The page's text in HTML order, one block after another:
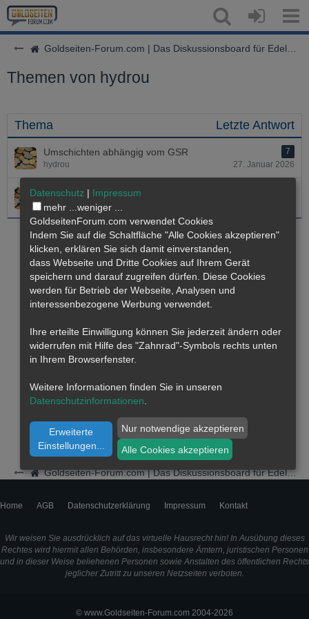
Goldseiten-Forum.com | Das Diskussionsboard für Edelmetalle & Rohstoffe
Goldseiten-Forum.com | Das Diskussionsboard für Edelmetalle & Rohstoffe
Themen von hydrou
Thema Letzte Antwort
Umschichten abhängig vom GSR
7
hydrou
27. Januar 2026
Hallo aus dem Münsterland!
hydrou
Home AGB Datenschutzerklärung Impressum Kontakt
Wir weisen Sie ausdrücklich auf das virtuelle Hausrecht hin! In Ausübung dieses
Rechtes wird hiermit allen Behörden, insbesondere Ämtern, juristischen Personen
und in dieser Weise beliehenen Personen sowie Anstalten des öffentlichen Rechts
jeglicher Zutritt zu unseren Netzseiten verboten.
© www.Goldseiten-Forum.com 2004-2026
Datenschutz | Impressum
mehr ... weniger ...
GoldseitenForum.com verwendet Cookies
Indem Sie auf die Schaltfläche "Alle Cookies akzeptieren"
klicken, erklären Sie sich damit einverstanden,
dass Webseite und Dritte Cookies auf Ihrem Gerät
speichern und darauf zugreifen dürfen. Diese Cookies
werden für Betrieb der Webseite, Analysen und
interessenbezogene Werbung verwendet.
Ihre erteilte Einwilligung können Sie jederzeit ändern oder
widerrufen mit Hilfe des "Zahnrad"-Symbols rechts unten
in Ihrem Browserfenster.
Weitere Informationen finden Sie in unseren
Datenschutzinformationen
Erweiterte
Einstellungen...
Nur notwendige akzeptieren
Alle Cookies akzeptieren